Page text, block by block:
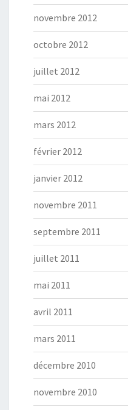
novembre 2012
octobre 2012
juillet 2012
mai 2012
mars 2012
février 2012
janvier 2012
novembre 2011
septembre 2011
juillet 2011
mai 2011
avril 2011
mars 2011
décembre 2010
novembre 2010